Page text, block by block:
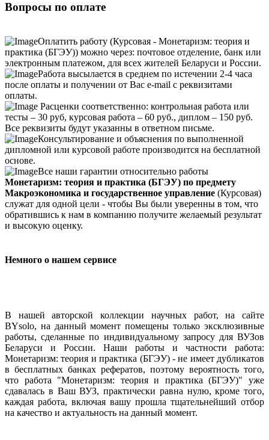
Вопросы по оплате
Оплатить работу (Курсовая - Монетаризм: теория и
практика (БГЭУ)) можно через: почтовое отделение, банк или
электронным платежом, для всех жителей Беларуси и России.
Работа высылается в среднем по истечении 2-4 часа
после оплаты и получении от Вас e-mail с реквизитами
оплаты.
Расценки соответственно: контрольная работа или
тесты – 30 руб, курсовая работа – 60 руб., диплом – 150 руб.
Все реквизиты будут указанны в ответном письме.
Консультирование и объяснения по выполненной
дипломной или курсовой работе производится на бесплатной
основе.
Все наши гарантии относительно работы
Монетаризм: теория и практика (БГЭУ) по предмету
Макроэкономика и государственное управление (Курсовая)
служат для одной цели - чтобы Вы были уверенны в том, что
обратившись к нам в компанию получите желаемый результат
и высокую оценку.
Немного о нашем сервисе
В нашей авторской коллекции научных работ, на сайте
BYsolo, на данный момент помещены только эксклюзивные
работы, сделанные по индивидуальному запросу для ВУЗов
Беларуси и России. Наши работы и частности работа:
Монетаризм: теория и практика (БГЭУ) - не имеет дубликатов
в бесплатных банках рефератов, поэтому вероятность того,
что работа "Монетаризм: теория и практика (БГЭУ)" уже
сдавалась в Ваш ВУЗ, практически равна нулю, кроме того,
каждая работа, включая вашу прошла тщательнейший отбор
на качество и актуальность на данный момент.